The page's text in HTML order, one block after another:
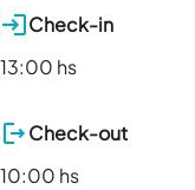
Check-in
13:00 hs
Check-out
10:00 hs